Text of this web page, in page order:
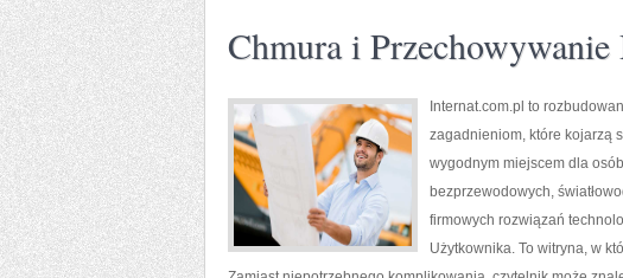
Chmura i Przechowywanie
Internat.com.pl to
zagadnieniom, które kojarzą
wygodnym miejscem dla
bezprzewodowych,
firmowych rozwiązań
Użytkownika. To witryna, w